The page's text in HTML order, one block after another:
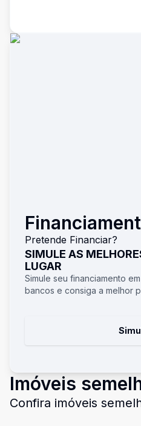
Pretende Financiar?
SIMULE AS
LUGAR
Simule seu financiamento
bancos e consiga a melhor
Imóveis
Confira imóveis